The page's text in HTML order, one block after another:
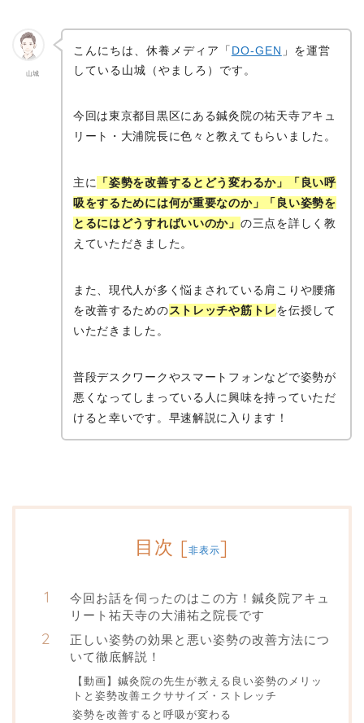
山城
こんにちは、休養メディア「 DO-GEN 」を運営
している山城（やましろ）です。
今回は東京都目黒区にある鍼灸院の祐天寺アキュ
リート・大浦院長に色々と教えてもらいました。
主に 「姿勢を改善するとどう変わるか」「良い呼
吸をするためには何が重要なのか」「良い姿勢を
とるにはどうすればいいのか」 の三点を詳しく教
えていただきました。
また、現代人が多く悩まされている肩こりや腰痛
を改善するためのストレッチや筋トレを伝授して
いただきました。
普段デスクワークやスマートフォンなどで姿勢が
悪くなってしまっている人に興味を持っていただ
けると幸いです。早速解説に入ります！
目次 [非表示]
今回お話を伺ったのはこの方！鍼灸院アキュ
リート祐天寺の大浦祐之院長です
正しい姿勢の効果と悪い姿勢の改善方法につ
いて徹底解説！
【動画】鍼灸院の先生が教える良い姿勢のメリッ
トと姿勢改善エクササイズ・ストレッチ
姿勢を改善すると呼吸が変わる